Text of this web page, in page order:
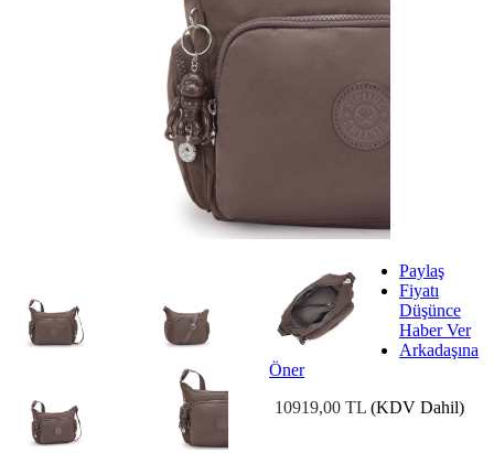
Paylaş
Fiyatı
Düşünce
Haber Ver
Arkadaşına
Öner
10919,00 TL (KDV Dahil)